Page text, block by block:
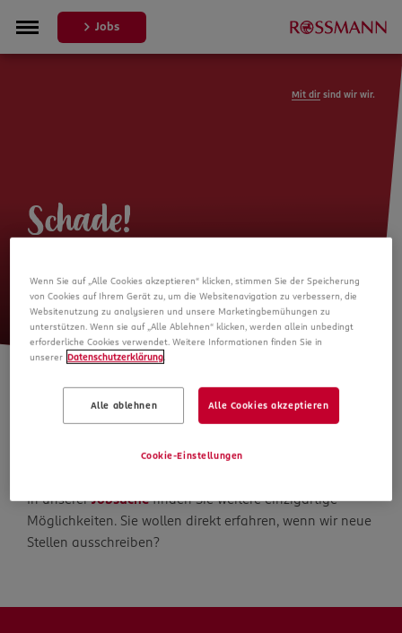
Jobs
Mit dir sind wir wir.
Schade!
mehr verfügbar
Die Suche geht weiter
In unsererJobsuchefinden Sie weitere einzigartige
Möglichkeiten. Sie wollen direkt erfahren, wenn wir neue
Stellen ausschreiben?
Wenn Sie auf „Alle Cookies akzeptieren“ klicken, stimmen Sie der Speicherung
von Cookies auf Ihrem Gerät zu, um die Websitenavigation zu verbessern, die
Websitenutzung zu analysieren und unsere Marketingbemühungen zu
unterstützen. Wenn sie auf „Alle Ablehnen“ klicken, werden allein unbedingt
erforderliche Cookies verwendet. Weitere Informationen finden Sie in
unserer Datenschutzerklärung
Alle ablehnen Alle Cookies akzeptieren
Cookie-Einstellungen